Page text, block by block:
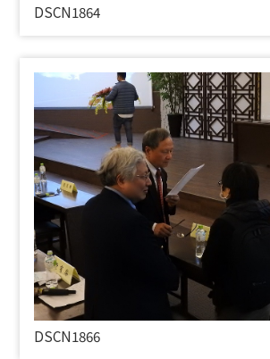
DSCN1864
DSCN1866